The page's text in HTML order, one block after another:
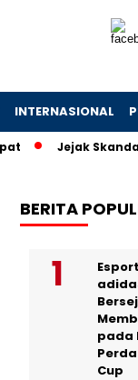
INTERNASIONAL
Jejak Skandal
BERITA
pada
Cup